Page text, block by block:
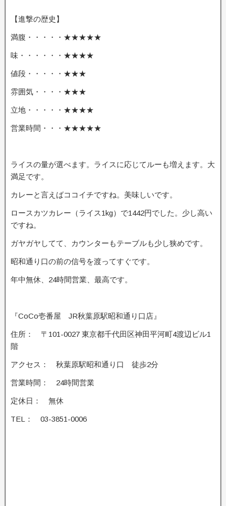
【進撃の歴史】
満腹・・・・・★★★★★
味・・・・・・★★★★
値段・・・・・★★★
雰囲気・・・・★★★
立地・・・・・★★★★
営業時間・・・★★★★★
ライスの量が選べます。ライスに応じてルーも増えます。大
満足です。
カレーと言えばココイチですね。美味しいです。
ロースカツカレー（ライス1kg）で1442円でした。少し高い
ですね。
ガヤガヤしてて、カウンターもテーブルも少し狭めです。
昭和通り口の前の信号を渡ってすぐです。
年中無休、24時間営業、最高です。
『CoCo壱番屋 JR秋葉原駅昭和通り口店』
住所： 〒101-0027 東京都千代田区神田平河町4渡辺ビル1
階
アクセス： 秋葉原駅昭和通り口 徒歩2分
営業時間： 24時間営業
定休日： 無休
TEL： 03-3851-0006